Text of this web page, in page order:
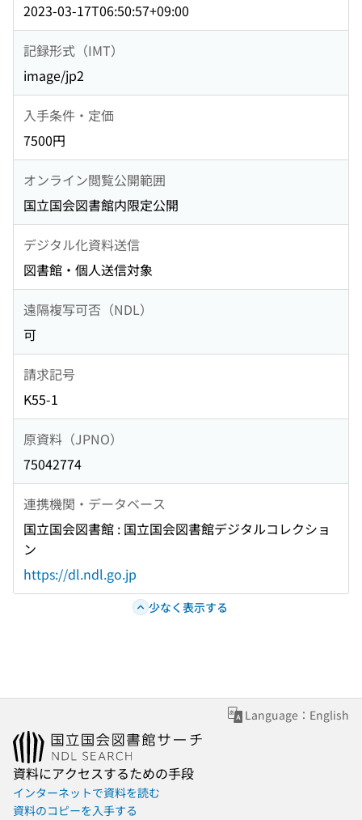
2023-03-17T06:50:57+09:00
記録形式（IMT）
image/jp2
入手条件・定価
7500円
オンライン閲覧公開範囲
国立国会図書館内限定公開
デジタル化資料送信
図書館・個人送信対象
遠隔複写可否（NDL）
可
請求記号
K55-1
原資料（JPNO）
75042774
連携機関・データベース
国立国会図書館 : 国立国会図書館デジタルコレクショ
ン
https://dl.ndl.go.jp
少なく表示する
Language：English
資料にアクセスするための手段
インターネットで資料を読む
資料のコピーを入手する